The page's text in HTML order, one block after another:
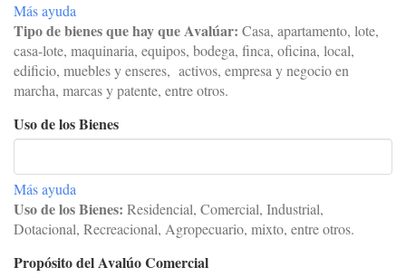
Más ayuda
Tipo de bienes que hay que Avalúar: Casa, apartamento, lote,
casa-lote, maquinaria, equipos, bodega, finca, oficina, local,
edificio, muebles y enseres, activos, empresa y negocio en
marcha, marcas y patente, entre otros.
Uso de los Bienes
Más ayuda
Uso de los Bienes: Residencial, Comercial, Industrial,
Dotacional, Recreacional, Agropecuario, mixto, entre otros.
Propósito del Avalúo Comercial